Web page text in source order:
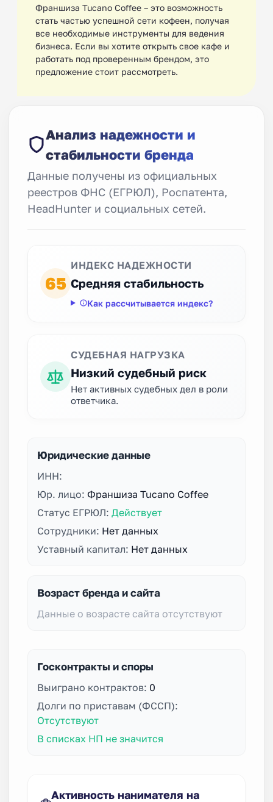
Франшиза Tucano Coffee – это возможность
стать частью успешной сети кофеен, получая
все необходимые инструменты для ведения
бизнеса. Если вы хотите открыть свое кафе и
работать под проверенным брендом, это
предложение стоит рассмотреть.
Анализ надежности и
стабильности бренда
Данные получены из официальных
реестров ФНС (ЕГРЮЛ), Роспатента,
HeadHunter и социальных сетей.
65
ИНДЕКС НАДЕЖНОСТИ
Средняя стабильность
Как рассчитывается индекс?
СУДЕБНАЯ НАГРУЗКА
Низкий судебный риск
Нет активных судебных дел в роли
ответчика.
Юридические данные
ИНН:
Юр. лицо: Франшиза Tucano Coffee
Статус ЕГРЮЛ: Действует
Сотрудники: Нет данных
Уставный капитал: Нет данных
Возраст бренда и сайта
Данные о возрасте сайта отсутствуют
Госконтракты и споры
Выиграно контрактов: 0
Долги по приставам (ФССП):
Отсутствуют
В списках НП не значится
Активность нанимателя на